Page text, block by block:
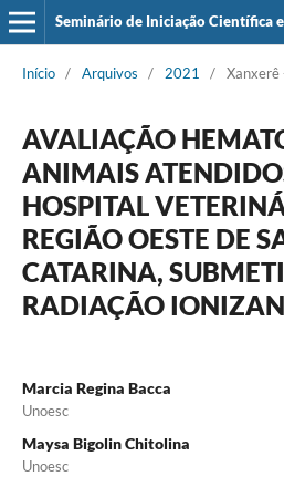
Início / Arquivos / 2021 / Xanxerê
AVALIAÇÃO
ANIMAIS
HOSPITAL
REGIÃO OESTE DE
CATARINA,
RADIAÇÃO
Marcia Regina Bacca
Unoesc
Maysa Bigolin Chitolina
Unoesc